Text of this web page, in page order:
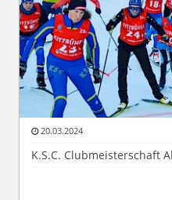
20.03.2024
K.S.C. Clubmeisterschaft